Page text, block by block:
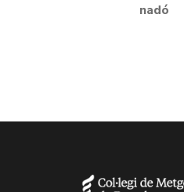
nadó